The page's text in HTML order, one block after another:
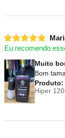
Eu recomendo
Muito
Bom
Produto:
Hiper